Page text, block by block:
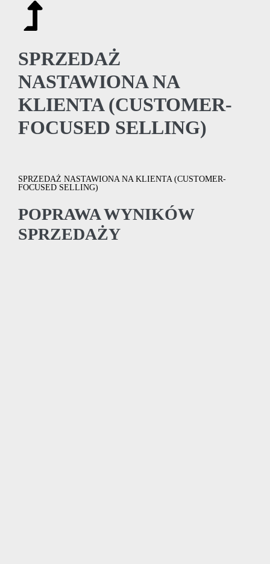
SPRZEDAŻ
NASTAWIONA NA
KLIENTA (CUSTOMER-
FOCUSED SELLING)
SPRZEDAŻ NASTAWIONA NA KLIENTA (CUSTOMER-
FOCUSED SELLING)
POPRAWA WYNIKÓW
SPRZEDAŻY